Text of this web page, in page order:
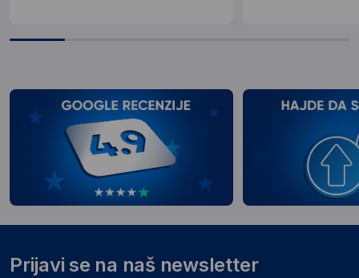
Prijavi se na naš newsletter